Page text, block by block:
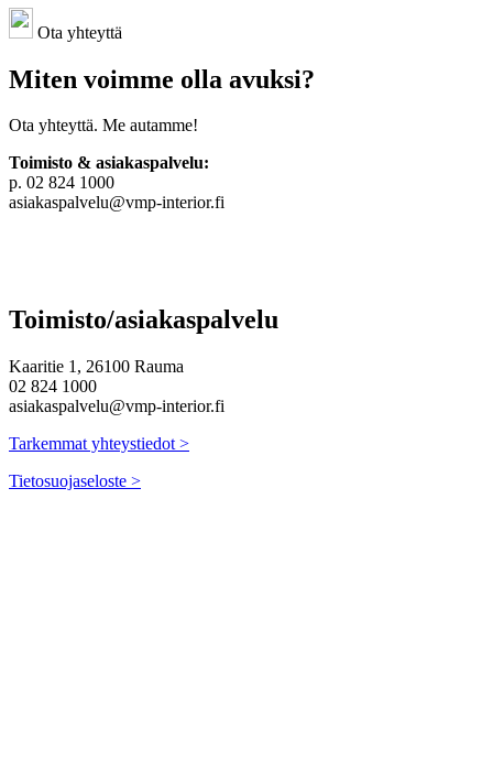
Ota yhteyttä
Miten voimme olla avuksi?
Ota yhteyttä. Me autamme!
Toimisto & asiakaspalvelu:
p. 02 824 1000
asiakaspalvelu@vmp-interior.fi
Toimisto/asiakaspalvelu
Kaaritie 1, 26100 Rauma
02 824 1000
asiakaspalvelu@vmp-interior.fi
Tarkemmat yhteystiedot >
Tietosuojaseloste >